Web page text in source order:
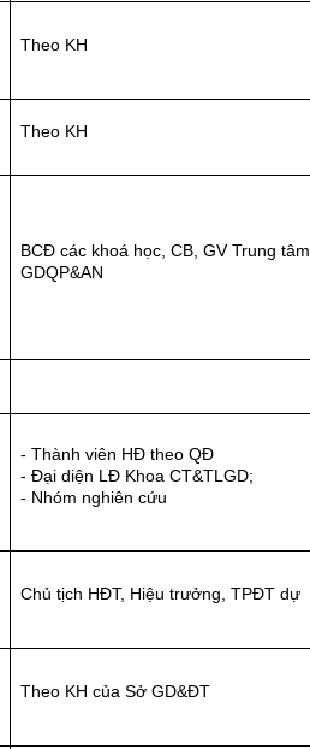
Theo KH
Theo KH
BCĐ các khoá học, CB, GV Trung tâm
GDQP&AN
- Thành viên HĐ theo QĐ
- Đại diện LĐ Khoa CT&TLGD;
- Nhóm nghiên cứu
Chủ tịch HĐT, Hiệu trưởng, TPĐT dự
Theo KH của Sở GD&ĐT